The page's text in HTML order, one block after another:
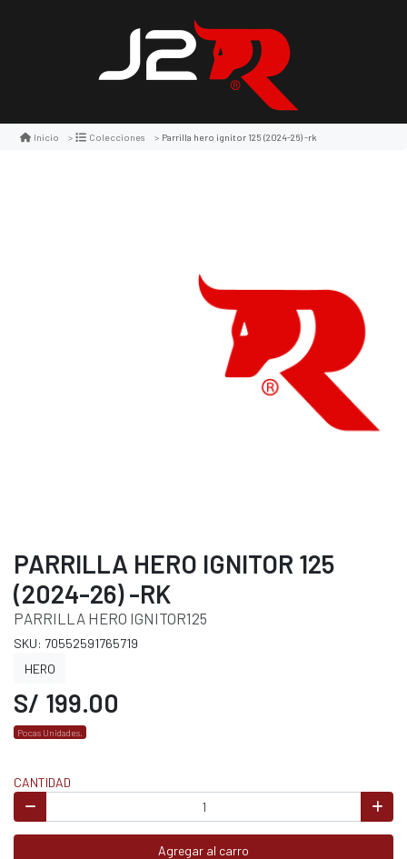
Inicio Colecciones Parrilla hero ignitor 125 (2024-26) -rk
PARRILLA HERO IGNITOR 125
(2024-26) -RK
PARRILLA HERO IGNITOR125
SKU: 70552591765719
HERO
S/ 199.00
Pocas Unidades.
CANTIDAD
Agregar al carro